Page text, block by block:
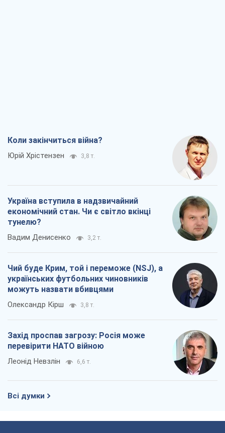
Коли закінчиться війна?
Юрій Хрістензен 3,8 т.
Україна вступила в надзвичайний
економічний стан. Чи є світло вкінці
тунелю?
Вадим Денисенко 3,2 т.
Чий буде Крим, той і переможе (NSJ), а
українських футбольних чиновників
можуть назвати вбивцями
Олександр Кірш 3,8 т.
Захід проспав загрозу: Росія може
перевірити НАТО війною
Леонід Невзлін 6,6 т.
Всі думки